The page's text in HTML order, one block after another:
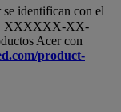
identifican con el
XXXXXX-XX-
Acer con
product-